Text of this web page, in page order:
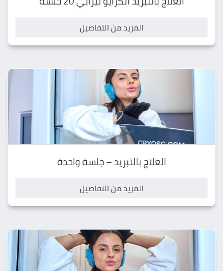
المزيد من التفاصيل
العلاج بالتبريد – جلسة واحدة
المزيد من التفاصيل